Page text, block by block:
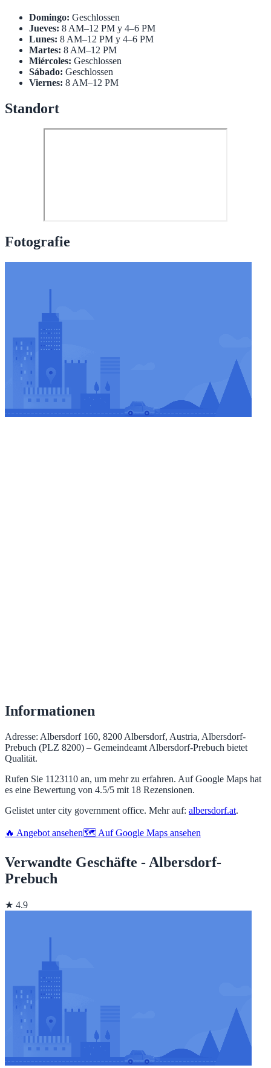
Domingo: Geschlossen
Jueves: 8 AM–12 PM y 4–6 PM
Lunes: 8 AM–12 PM y 4–6 PM
Martes: 8 AM–12 PM
Miércoles: Geschlossen
Sábado: Geschlossen
Viernes: 8 AM–12 PM
Standort
Fotografie
Informationen
Adresse: Albersdorf 160, 8200 Albersdorf, Austria, Albersdorf-
Prebuch (PLZ 8200) – Gemeindeamt Albersdorf-Prebuch bietet
Qualität.
Rufen Sie 1123110 an, um mehr zu erfahren. Auf Google Maps hat
es eine Bewertung von 4.5/5 mit 18 Rezensionen.
Gelistet unter city government office. Mehr auf: albersdorf.at.
🔥 Angebot ansehen🗺️ Auf Google Maps ansehen
Verwandte Geschäfte - Albersdorf-
Prebuch
★ 4.9